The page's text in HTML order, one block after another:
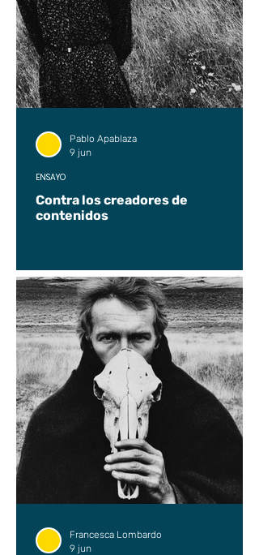
Contra los creadores de
contenidos
ENSAYO
Pablo Apablaza
9 jun
Francesca Lombardo
9 jun